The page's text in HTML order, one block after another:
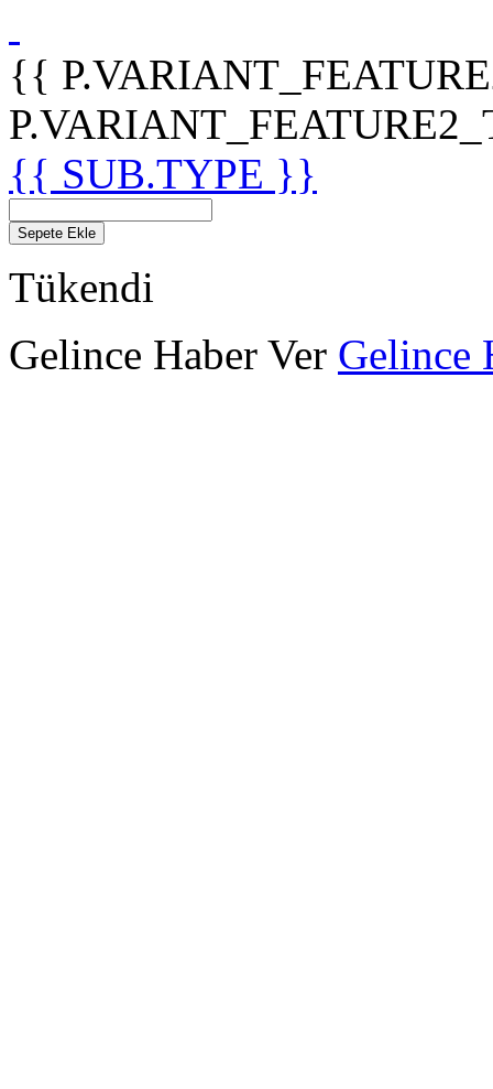
{{
{{ SUB.TYPE }}
Sepete Ekle
Tükendi
Gelince Haber Ver Gelince